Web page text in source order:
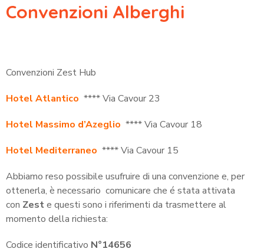
Convenzioni Alberghi
Convenzioni Zest Hub
Hotel Atlantico **** Via Cavour 23
Hotel Massimo d’Azeglio **** Via Cavour 18
Hotel Mediterraneo **** Via Cavour 15
Abbiamo reso possibile usufruire di una convenzione e, per
ottenerla, è necessario comunicare che é stata attivata
con Zeste questi sono i riferimenti da trasmettere al
momento della richiesta:
Codice identificativo N°14656